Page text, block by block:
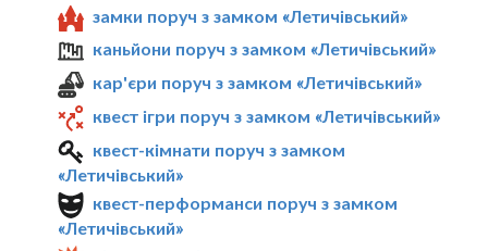
замки поруч з замком «Летичівський»
каньйони поруч з замком «Летичівський»
кар'єри поруч з замком «Летичівський»
квест ігри поруч з замком «Летичівський»
квест-кімнати поруч з замком
«Летичівський»
квест-перформанси поруч з замком
«Летичівський»